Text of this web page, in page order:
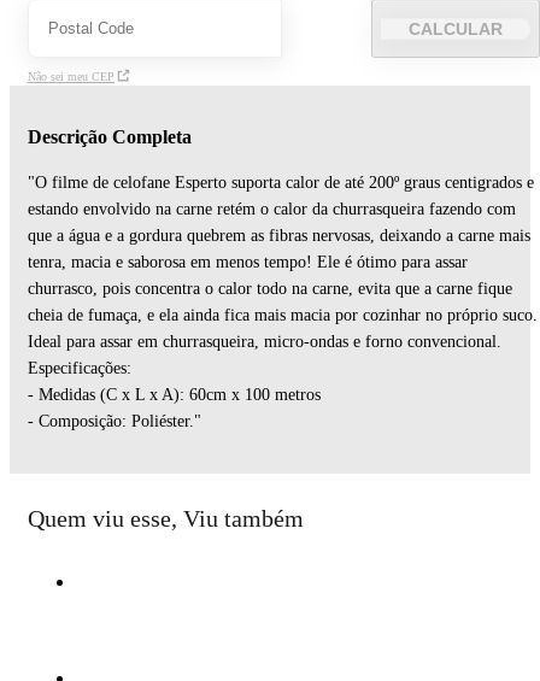
CALCULAR
Não sei meu CEP
Descrição Completa
"O filme de celofane Esperto suporta calor de até 200º graus centigrados e
estando envolvido na carne retém o calor da churrasqueira fazendo com
que a água e a gordura quebrem as fibras nervosas, deixando a carne mais
tenra, macia e saborosa em menos tempo! Ele é ótimo para assar
churrasco, pois concentra o calor todo na carne, evita que a carne fique
cheia de fumaça, e ela ainda fica mais macia por cozinhar no próprio suco.
Ideal para assar em churrasqueira, micro-ondas e forno convencional.
Especificações:
- Medidas (C x L x A): 60cm x 100 metros
- Composição: Poliéster."
Quem viu esse, Viu também